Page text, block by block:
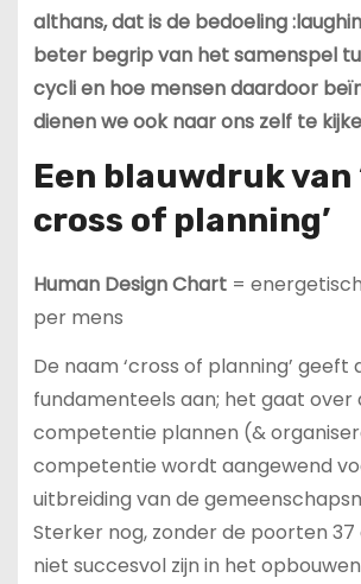
althans, dat is de bedoeling
beter begrip van het samenspel
cycli en hoe mensen daardoor
dienen we ook naar ons zelf te
Een blauwdruk van
cross of planning’
Human Design Chart=
per mens
De naam ‘cross of planning’ geeft
fundamenteels aan; het gaat over
competentie plannen (&
competentie wordt aangewend
uitbreiding van de
Sterker nog, zonder de poorten 37
niet succesvol zijn in het